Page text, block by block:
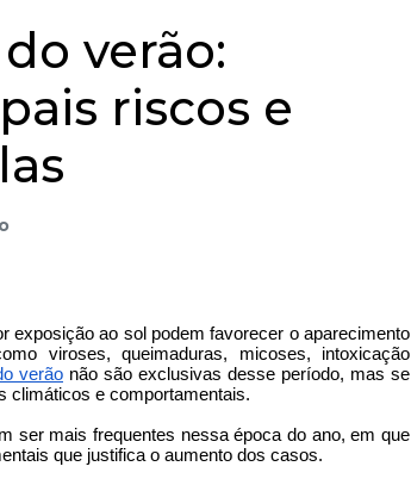
verão:
riscos e
exposição ao sol podem favorecer o aparecimento
viroses, queimaduras, micoses, intoxicação
verão não são exclusivas desse período, mas se
climáticos e comportamentais.
ser mais frequentes nessa época do ano, em que
que justifica o aumento dos casos.